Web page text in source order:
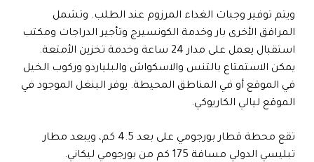
ويتم توفير وجبات الغداء المرزوم عند الطلب. وتشمل
المرافق الأخرى بار وخدمة الكونسيرج وتأجير الدراجات ومكتب
استقبال يعمل على مدار 24 ساعة وخدمة تخزين الأمتعة.
يمكن الاستمتاع بالتنس والاسكواش والبلياردو وركوب الخيل
في الموقع أو في المناطق المحيطة. يوفر البنغل الموجود في
الموقع ليالي الكاريوكي.
تقع محطة قطار بورجومي على بعد 4.5 كم، ويبعد مطار
تبليسي الدولي مسافة 175 كم من بورجومي ليكاني.